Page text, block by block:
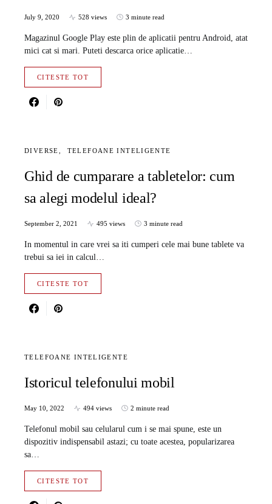
July 9, 2020 528 views 3 minute read
Magazinul Google Play este plin de aplicatii pentru Android, atat
mici cat si mari. Puteti descarca orice aplicatie…
CITESTE TOT
DIVERSE TELEFOANE INTELIGENTE
Ghid de cumparare a tabletelor: cum
sa alegi modelul ideal?
September 2, 2021 495 views 3 minute read
In momentul in care vrei sa iti cumperi cele mai bune tablete va
trebui sa iei in calcul…
CITESTE TOT
TELEFOANE INTELIGENTE
Istoricul telefonului mobil
May 10, 2022 494 views 2 minute read
Telefonul mobil sau celularul cum i se mai spune, este un
dispozitiv indispensabil astazi; cu toate acestea, popularizarea
sa…
CITESTE TOT